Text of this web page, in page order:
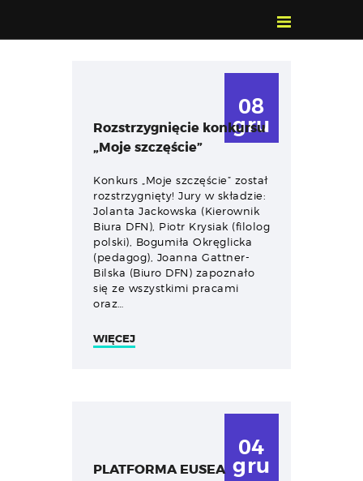
PROGRAM
KONTAKT
WYSZUKIWARKA
WYDARZEŃ
08
gru
Rozstrzygnięcie konkursu
„Moje szczęście”
Konkurs „Moje szczęście” został
rozstrzygnięty! Jury w składzie:
Jolanta Jackowska (Kierownik
Biura DFN), Piotr Krysiak (filolog
polski), Bogumiła Okręglicka
(pedagog), Joanna Gattner-
Bilska (Biuro DFN) zapoznało
się ze wszystkimi pracami
oraz…
WIĘCEJ
04
gru
PLATFORMA EUSEA